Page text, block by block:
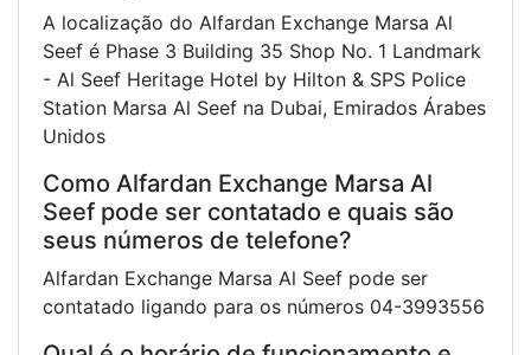
A localização do Alfardan Exchange Marsa Al
Seef é Phase 3 Building 35 Shop No. 1 Landmark
- Al Seef Heritage Hotel by Hilton & SPS Police
Station Marsa Al Seef na Dubai, Emirados Árabes
Unidos
Como Alfardan Exchange Marsa Al
Seef pode ser contatado e quais são
seus números de telefone?
Alfardan Exchange Marsa Al Seef pode ser
contatado ligando para os números 04-3993556